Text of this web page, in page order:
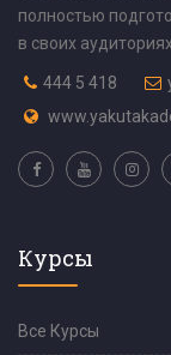
полностью
в своих
444 5 418
Курсы
Все Курсы